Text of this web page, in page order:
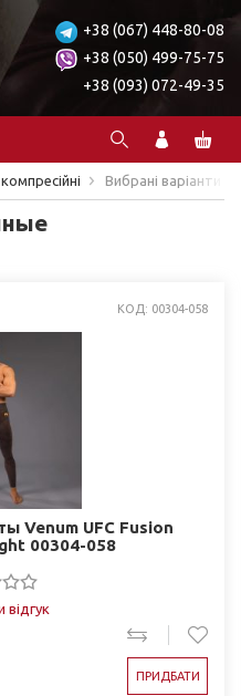
+38 (067) 448-80-08
+38 (050) 499-75-75
+38 (093) 072-49-35
Вибрані варіанти
КОД: 00304-058
Venum UFC Fusion
00304-058
ПРИДБАТИ